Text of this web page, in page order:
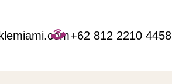
+62 812 2210 4458